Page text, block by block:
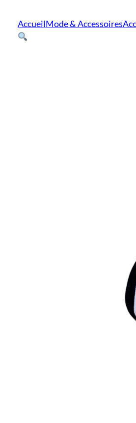
AccueilMode & Accessoires